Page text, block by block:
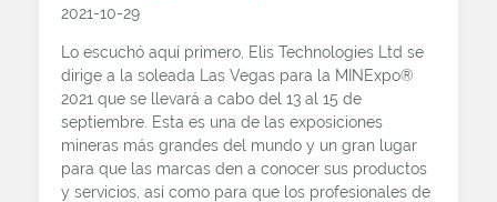
2021-10-29
Lo escuchó aquí primero, Elis Technologies Ltd se
dirige a la soleada Las Vegas para la MINExpo®
2021 que se llevará a cabo del 13 al 15 de
septiembre. Esta es una de las exposiciones
mineras más grandes del mundo y un gran lugar
para que las marcas den a conocer sus productos
y servicios, así como para que los profesionales de